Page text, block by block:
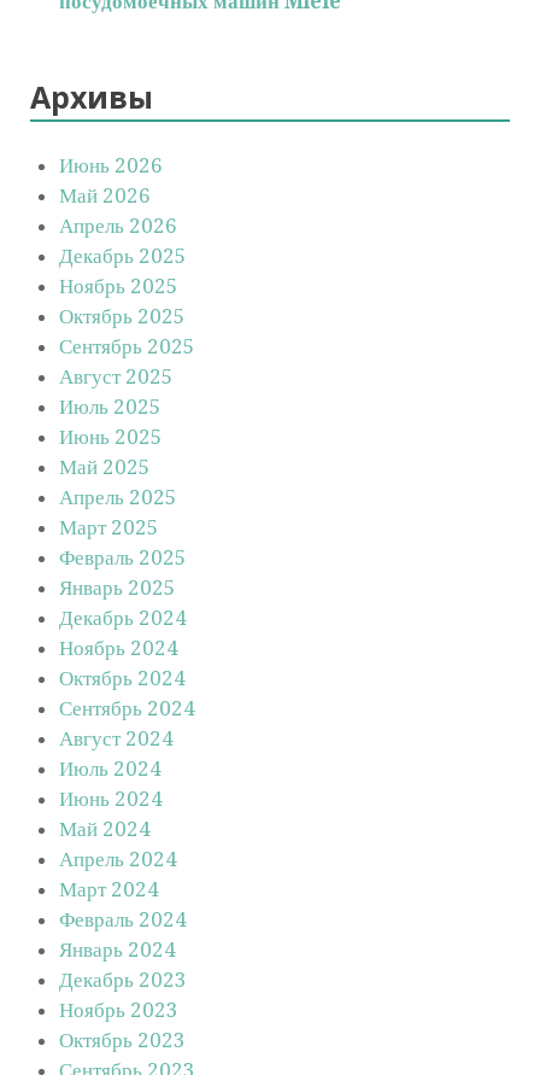
Архивы
Июнь 2026
Май 2026
Апрель 2026
Декабрь 2025
Ноябрь 2025
Октябрь 2025
Сентябрь 2025
Август 2025
Июль 2025
Июнь 2025
Май 2025
Апрель 2025
Март 2025
Февраль 2025
Январь 2025
Декабрь 2024
Ноябрь 2024
Октябрь 2024
Сентябрь 2024
Август 2024
Июль 2024
Июнь 2024
Май 2024
Апрель 2024
Март 2024
Февраль 2024
Январь 2024
Декабрь 2023
Ноябрь 2023
Октябрь 2023
Сентябрь 2023